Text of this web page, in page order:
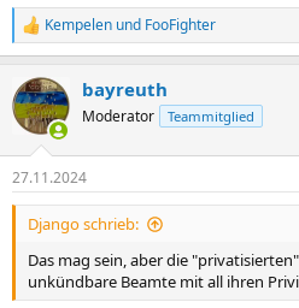
R
e
k
t
i
e
n
Kempelen und FooFighter
bayreuth
Moderator Teammitglied
27.11.2024
Django schrieb:
Das mag sein, aber die
unkündbare Beamte mit all ihren